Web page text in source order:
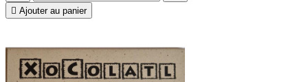
 Ajouter au panier